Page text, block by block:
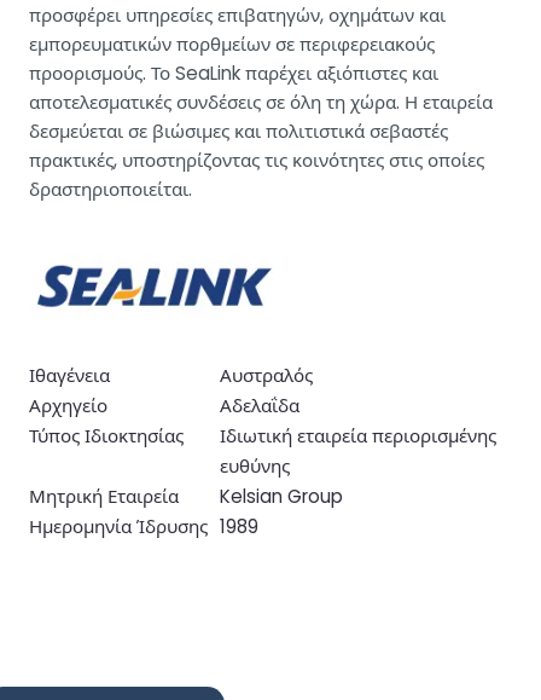
προσφέρει υπηρεσίες επιβατηγών, οχημάτων και
εμπορευματικών πορθμείων σε περιφερειακούς
προορισμούς. Το SeaLink παρέχει αξιόπιστες και
αποτελεσματικές συνδέσεις σε όλη τη χώρα. Η εταιρεία
δεσμεύεται σε βιώσιμες και πολιτιστικά σεβαστές
πρακτικές, υποστηρίζοντας τις κοινότητες στις οποίες
δραστηριοποιείται.
Ιθαγένεια
Αυστραλός
Αρχηγείο
Αδελαΐδα
Τύπος Ιδιοκτησίας
Ιδιωτική εταιρεία περιορισμένης
ευθύνης
Μητρική Εταιρεία
Kelsian Group
Ημερομηνία Ίδρυσης 1989